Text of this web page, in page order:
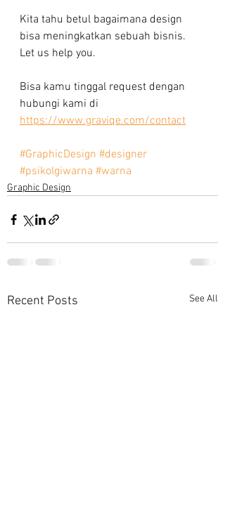
Kita tahu betul bagaimana design
bisa meningkatkan sebuah bisnis.
Let us help you.
Bisa kamu tinggal request dengan
hubungi kami di
https://www.graviqe.com/contact
#GraphicDesign #designer
#psikolgiwarna #warna
Graphic Design
Recent Posts See All